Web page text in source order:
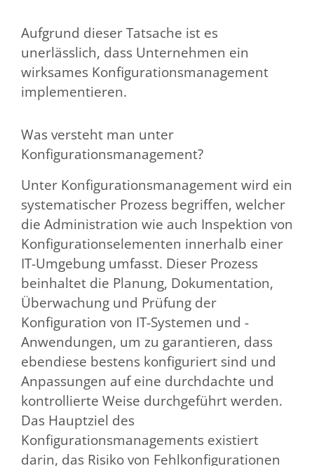
Aufgrund dieser Tatsache ist es
unerlässlich, dass Unternehmen ein
wirksames Konfigurationsmanagement
implementieren.
Was versteht man unter
Konfigurationsmanagement?
Unter Konfigurationsmanagement wird ein
systematischer Prozess begriffen, welcher
die Administration wie auch Inspektion von
Konfigurationselementen innerhalb einer
IT-Umgebung umfasst. Dieser Prozess
beinhaltet die Planung, Dokumentation,
Überwachung und Prüfung der
Konfiguration von IT-Systemen und -
Anwendungen, um zu garantieren, dass
ebendiese bestens konfiguriert sind und
Anpassungen auf eine durchdachte und
kontrollierte Weise durchgeführt werden.
Das Hauptziel des
Konfigurationsmanagements existiert
darin, das Risiko von Fehlkonfigurationen